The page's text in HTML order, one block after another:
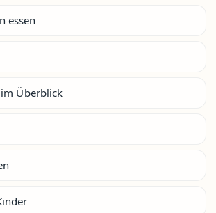
essen
Überblick